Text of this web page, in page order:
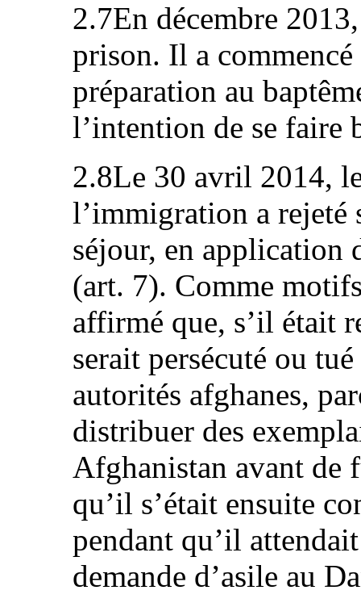
2.7En décembre
prison. Il a
préparation au
l’intention de se faire
2.8Le 30 avril 2014,
l’immigration a rejeté
séjour, en application
(art. 7). Comme
affirmé que, s’il était
serait persécuté ou
autorités afghanes,
distribuer des
Afghanistan avant de
qu’il s’était ensuite
pendant qu’il
demande d’asile au